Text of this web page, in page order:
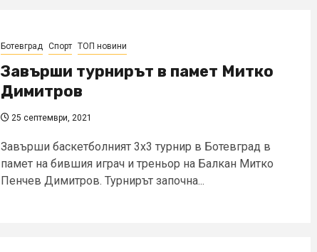
Ботевград Спорт ТОП новини
Завърши турнирът в памет Митко
Димитров
25 септември, 2021
Завърши баскетболният 3х3 турнир в Ботевград в
памет на бившия играч и треньор на Балкан Митко
Пенчев Димитров. Турнирът започна...